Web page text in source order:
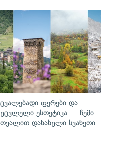
ცვალებადი ფერები და
უცვლელი ესთეტიკა — ჩემი
თვალით დანახული სვანეთი